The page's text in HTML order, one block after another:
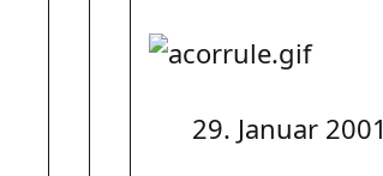
29. Januar 2001